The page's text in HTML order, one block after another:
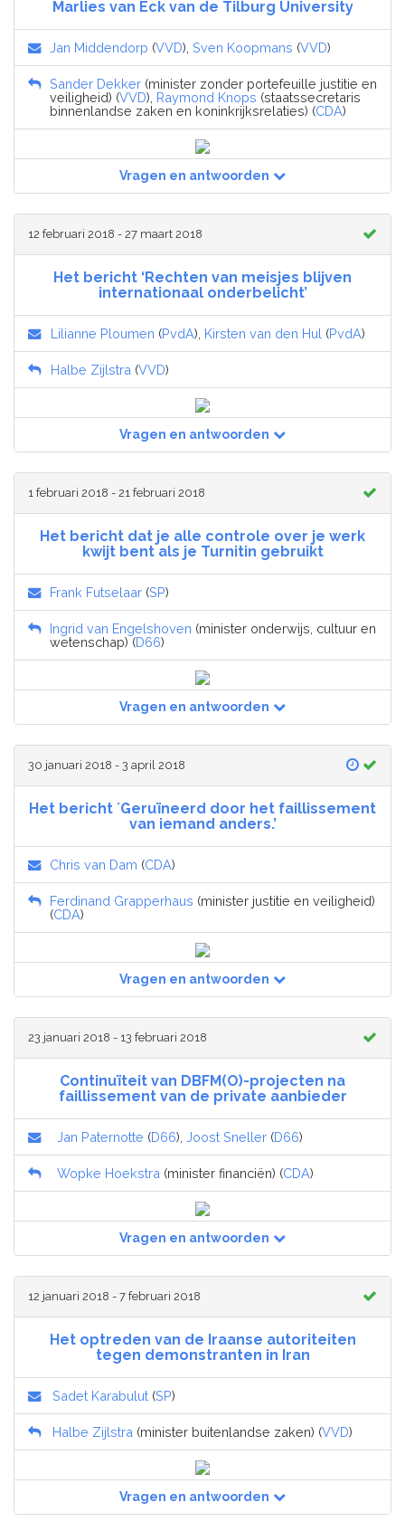
Marlies van Eck van de Tilburg University
Jan Middendorp (VVD), Sven Koopmans (VVD)
Sander Dekker (minister zonder portefeuille justitie en
veiligheid) (VVD), Raymond Knops (staatssecretaris
binnenlandse zaken en koninkrijksrelaties) (CDA)
Vragen en antwoorden
12 februari 2018 - 27 maart 2018
Het bericht ‘Rechten van meisjes blijven
internationaal onderbelicht’
Lilianne Ploumen (PvdA), Kirsten van den Hul (PvdA)
Halbe Zijlstra (VVD)
Vragen en antwoorden
1 februari 2018 - 21 februari 2018
Het bericht dat je alle controle over je werk
kwijt bent als je Turnitin gebruikt
Frank Futselaar (SP)
Ingrid van Engelshoven (minister onderwijs, cultuur en
wetenschap) (D66)
Vragen en antwoorden
30 januari 2018 - 3 april 2018
Het bericht ´Geruïneerd door het faillissement
van iemand anders.’
Chris van Dam (CDA)
Ferdinand Grapperhaus (minister justitie en veiligheid)
(CDA)
Vragen en antwoorden
23 januari 2018 - 13 februari 2018
Continuïteit van DBFM(O)-projecten na
faillissement van de private aanbieder
Jan Paternotte (D66), Joost Sneller (D66)
Wopke Hoekstra (minister financiën) (CDA)
Vragen en antwoorden
12 januari 2018 - 7 februari 2018
Het optreden van de Iraanse autoriteiten
tegen demonstranten in Iran
Sadet Karabulut (SP)
Halbe Zijlstra (minister buitenlandse zaken) (VVD)
Vragen en antwoorden